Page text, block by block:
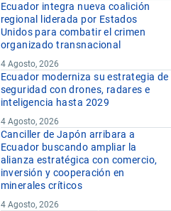
Ecuador integra nueva coalición
regional liderada por Estados
Unidos para combatir el crimen
organizado transnacional
4 Agosto, 2026
Ecuador moderniza su estrategia de
seguridad con drones, radares e
inteligencia hasta 2029
4 Agosto, 2026
Canciller de Japón arribara a
Ecuador buscando ampliar la
alianza estratégica con comercio,
inversión y cooperación en
minerales críticos
4 Agosto, 2026